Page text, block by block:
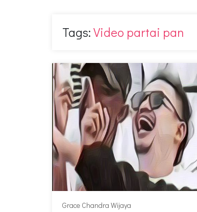
Tags:Video partai pan
Grace Chandra Wijaya